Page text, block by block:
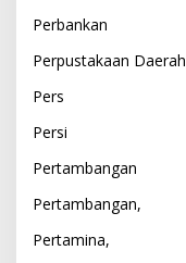
Perbankan
Perpustakaan Daerah
Pers
Persi
Pertambangan
Pertambangan,
Pertamina,